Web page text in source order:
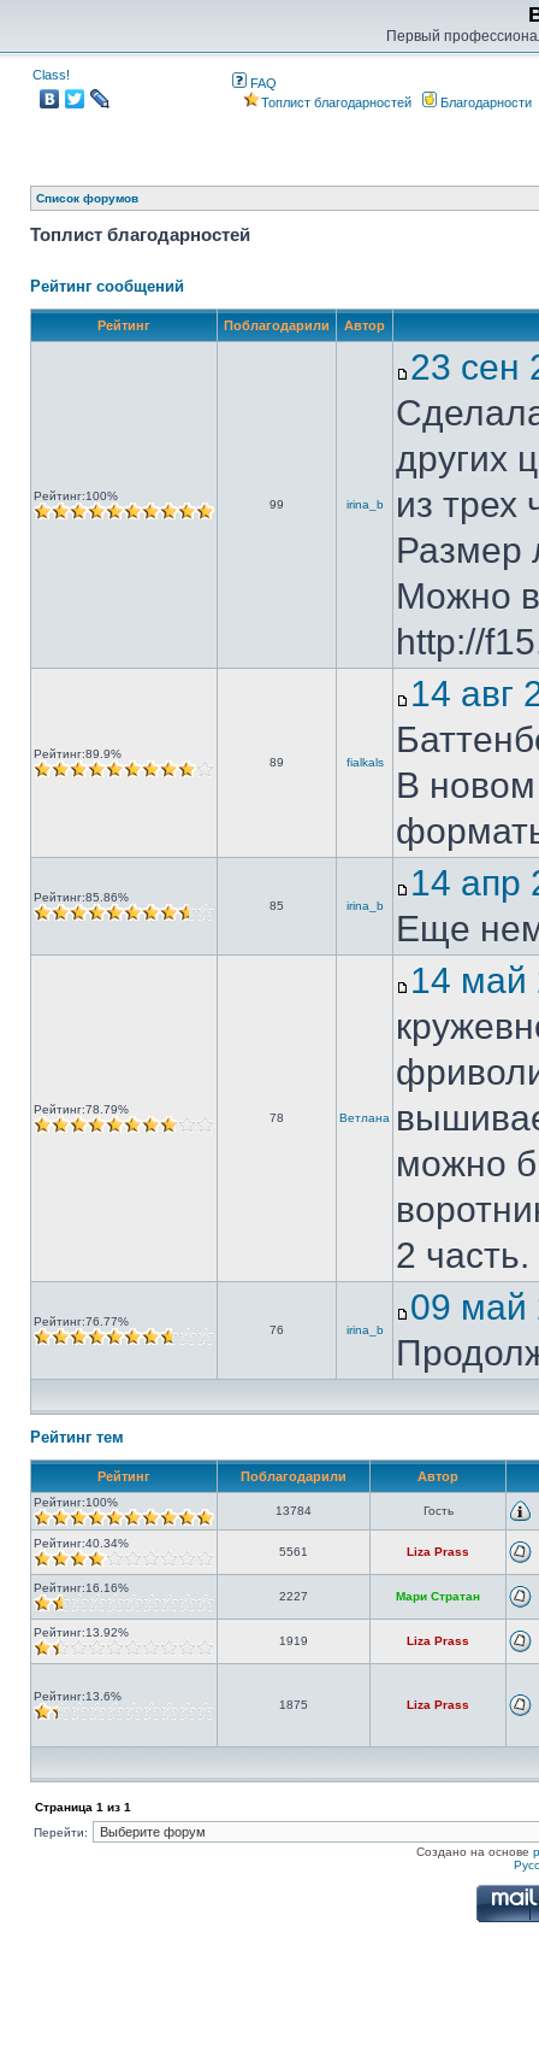
Первый
Class!
FAQ
Топлист благодарностей
Благодарности
Список форумов
Топлист благодарностей
Рейтинг сообщений
Рейтинг Поблагодарили Автор
Рейтинг:100%
99 irina_b
23
других
из трех
Размер
Можно
http://
Рейтинг:89.9%
89 fialkals
14
В
Рейтинг:85.86%
85 irina_b
14
Еще
Рейтинг:78.79%
78 Ветлана
14
можно
2
Рейтинг:76.77%
76 irina_b
09
Рейтинг тем
Рейтинг Поблагодарили Автор
Рейтинг:100%
13784 Гость
Рейтинг:40.34%
5561 Liza Prass
Рейтинг:16.16%
2227 Мари Стратан
Рейтинг:13.92%
1919 Liza Prass
Рейтинг:13.6%
1875 Liza Prass
Страница 1 из 1
Перейти:
Создано на основе